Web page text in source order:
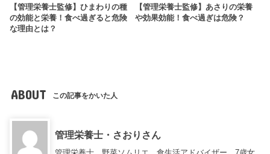
【管理栄養士監修】ひまわりの種
の効能と栄養！食べ過ぎると危険
な理由とは？
【管理栄養士監修】あさりの栄養
や効果効能！食べ過ぎは危険？
ABOUT この記事をかいた人
管理栄養士・さおりさん